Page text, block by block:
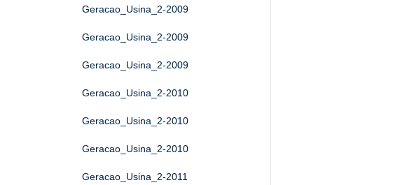
Geracao_Usina_2-2009
Geracao_Usina_2-2009
Geracao_Usina_2-2009
Geracao_Usina_2-2010
Geracao_Usina_2-2010
Geracao_Usina_2-2010
Geracao_Usina_2-2011